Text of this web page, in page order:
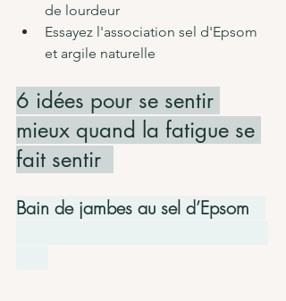
de lourdeur
Essayez l'association sel d'Epsom
et argile naturelle
6 idées pour se sentir
mieux quand la fatigue se
fait sentir
Bain de jambes au sel d’Epsom